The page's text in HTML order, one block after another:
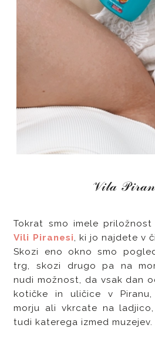
𝒱𝒾𝓁𝒶
Tokrat smo imele
Vili Piranesi, ki jo najdete v
Skozi eno okno smo
trg, skozi drugo pa na
nudi možnost, da vsak dan
kotičke in uličice v
morju ali vkrcate na
tudi katerega izmed muzejev.